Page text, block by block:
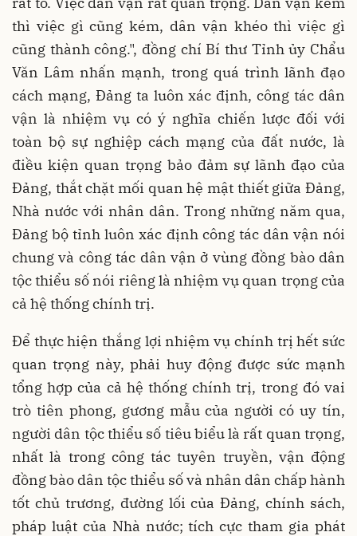
thì việc gì cũng kém, dân vận khéo thì việc gì
cũng thành công.", đồng chí Bí thư Tỉnh ủy Chẩu
Văn Lâm nhấn mạnh, trong quá trình lãnh đạo
cách mạng, Đảng ta luôn xác định, công tác dân
vận là nhiệm vụ có ý nghĩa chiến lược đối với
toàn bộ sự nghiệp cách mạng của đất nước, là
điều kiện quan trọng bảo đảm sự lãnh đạo của
Đảng, thắt chặt mối quan hệ mật thiết giữa Đảng,
Nhà nước với nhân dân. Trong những năm qua,
Đảng bộ tỉnh luôn xác định công tác dân vận nói
chung và công tác dân vận ở vùng đồng bào dân
tộc thiểu số nói riêng là nhiệm vụ quan trọng của
cả hệ thống chính trị.
Để thực hiện thắng lợi nhiệm vụ chính trị hết sức
quan trọng này, phải huy động được sức mạnh
tổng hợp của cả hệ thống chính trị, trong đó vai
trò tiên phong, gương mẫu của người có uy tín,
người dân tộc thiểu số tiêu biểu là rất quan trọng,
nhất là trong công tác tuyên truyền, vận động
đồng bào dân tộc thiểu số và nhân dân chấp hành
tốt chủ trương, đường lối của Đảng, chính sách,
pháp luật của Nhà nước; tích cực tham gia phát